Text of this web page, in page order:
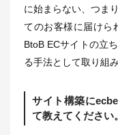
に始まらない、つま
てのお客様に届けら
BtoB ECサイトの立
る手法として取り組
サイト構築に
て教えてください。